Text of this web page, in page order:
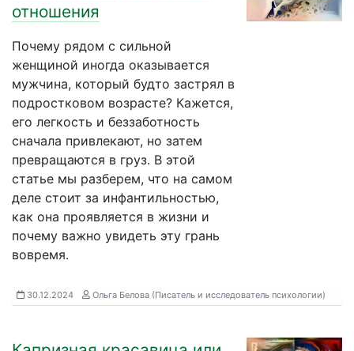
отношения
Почему рядом с сильной
женщиной иногда оказывается
мужчина, который будто застрял в
подростковом возрасте? Кажется,
его легкость и беззаботность
сначала привлекают, но затем
превращаются в груз. В этой
статье мы разберем, что на самом
деле стоит за инфантильностью,
как она проявляется в жизни и
почему важно увидеть эту грань
вовремя.
30.12.2024 Ольга Белова (Писатель и исследователь психологии)